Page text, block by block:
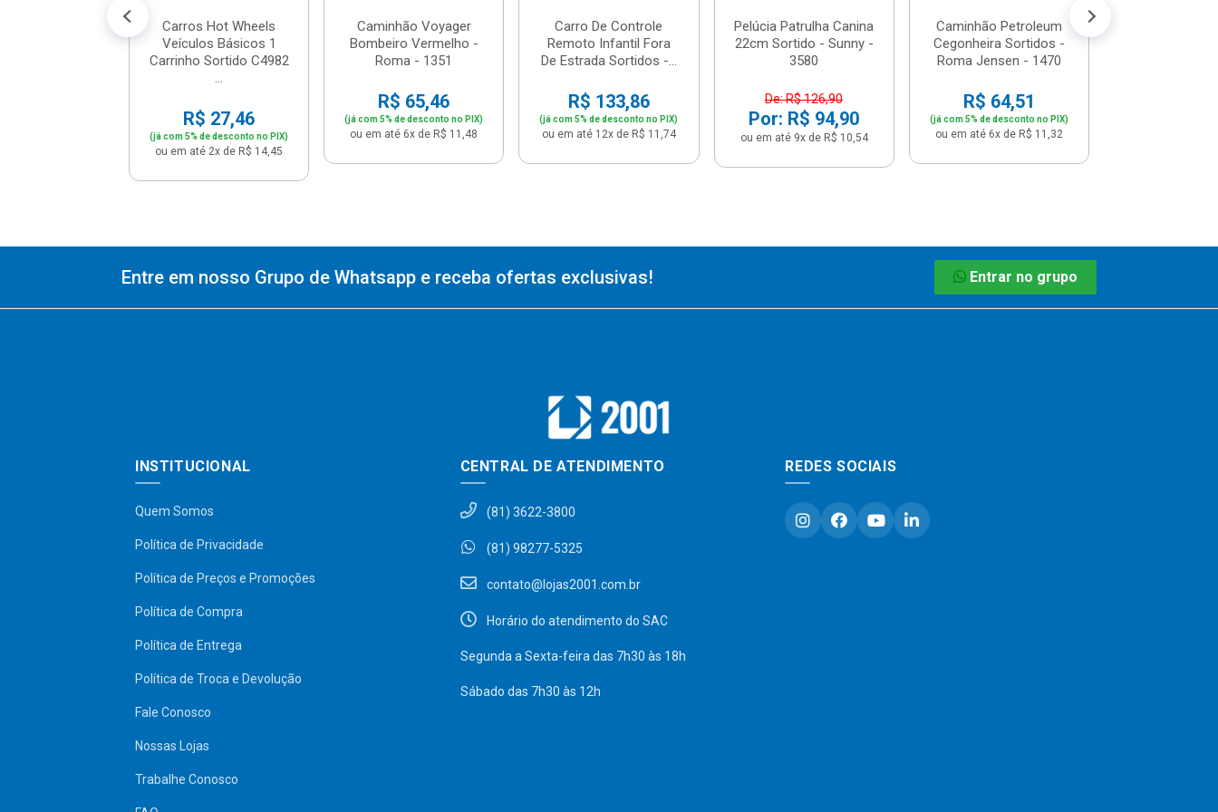
Carros Hot Wheels
Veículos Básicos 1
Carrinho Sortido C4982
...
R$ 27,46
(já com 5% de desconto no PIX)
ou em até 2x de R$ 14,45
Caminhão Voyager
Bombeiro Vermelho -
Roma - 1351
R$ 65,46
(já com 5% de desconto no PIX)
ou em até 6x de R$ 11,48
Carro De Controle
Remoto Infantil Fora
De Estrada Sortidos -...
R$ 133,86
(já com 5% de desconto no PIX)
ou em até 12x de R$ 11,74
Pelúcia Patrulha Canina
22cm Sortido - Sunny -
3580
De: R$ 126,90
Por: R$ 94,90
ou em até 9x de R$ 10,54
Caminhão Petroleum
Cegonheira Sortidos -
Roma Jensen - 1470
R$ 64,51
(já com 5% de desconto no PIX)
ou em até 6x de R$ 11,32
Entre em nosso Grupo de Whatsapp e receba ofertas exclusivas! Entrar no grupo
INSTITUCIONAL
Quem Somos
Política de Privacidade
Política de Preços e Promoções
Política de Compra
Política de Entrega
Política de Troca e Devolução
Fale Conosco
Nossas Lojas
Trabalhe Conosco
CENTRAL DE ATENDIMENTO
(81) 3622-3800
(81) 98277-5325
contato@lojas2001.com.br
Horário do atendimento do SAC
Segunda a Sexta-feira das 7h30 às 18h
Sábado das 7h30 às 12h
REDES SOCIAIS